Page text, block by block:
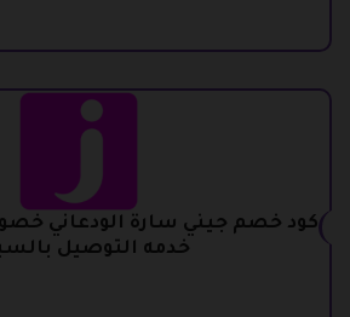
خدمه التوصيل